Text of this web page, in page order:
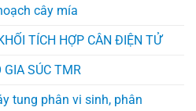
cây mía
TÍCH HỢP CÂN ĐIỆN TỬ
GIA SÚC TMR
tung phân vi sinh, phân